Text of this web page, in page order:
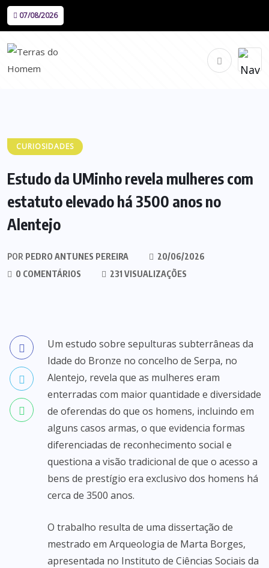
07/08/2026
CURIOSIDADES
Estudo da UMinho revela mulheres com
estatuto elevado há 3500 anos no
Alentejo
POR PEDRO ANTUNES PEREIRA
20/06/2026
0 COMENTÁRIOS
231 VISUALIZAÇÕES
Um estudo sobre sepulturas subterrâneas da
Idade do Bronze no concelho de Serpa, no
Alentejo, revela que as mulheres eram
enterradas com maior quantidade e diversidade
de oferendas do que os homens, incluindo em
alguns casos armas, o que evidencia formas
diferenciadas de reconhecimento social e
questiona a visão tradicional de que o acesso a
bens de prestígio era exclusivo dos homens há
cerca de 3500 anos.
O trabalho resulta de uma dissertação de
mestrado em Arqueologia de Marta Borges,
apresentada no Instituto de Ciências Sociais da